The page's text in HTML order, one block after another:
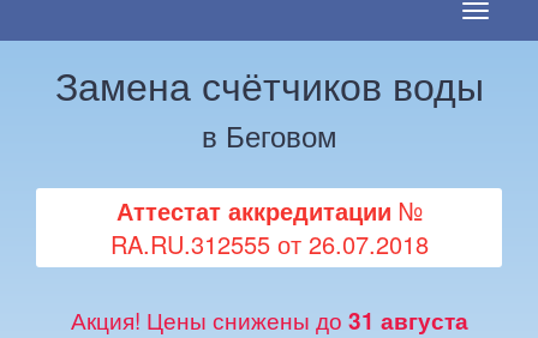
Toggle
Замена счётчиков воды
в Беговом
Аттестат аккредитации №
RA.RU.312555 от 26.07.2018
Акция! Цены снижены до 31 августа